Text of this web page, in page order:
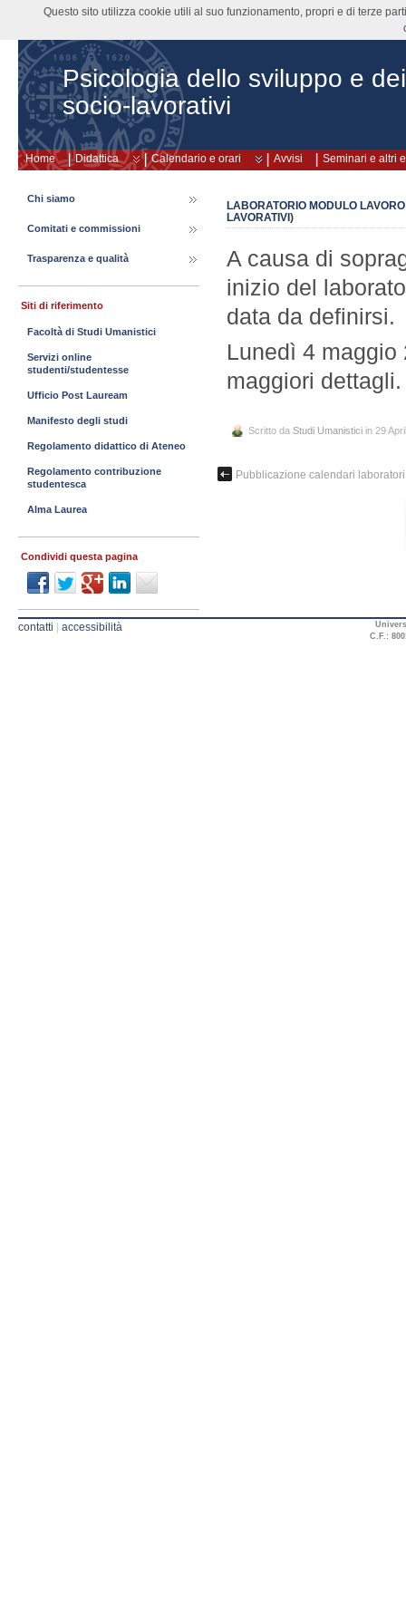
Psicologia dello sviluppo e
socio-lavorativi
Home Didattica Calendario e orari Avvisi Seminari e altri
LABORATORIO MODULO
LAVORATIVI)
A causa di
inizio del
data da definirsi.
Lunedì 4
maggiori dettagli.
Scritto da Studi Umanistici in 29
Pubblicazione calendari
Chi siamo
Comitati e commissioni
Trasparenza e qualità
Siti di riferimento
Facoltà di Studi Umanistici
Servizi online
studenti/studentesse
Ufficio Post Lauream
Manifesto degli studi
Regolamento didattico di Ateneo
Regolamento contribuzione
studentesca
Alma Laurea
Condividi questa pagina
contatti accessibilità
C.F.:
Questo sito utilizza cookie utili al suo funzionamento, propri e di terze